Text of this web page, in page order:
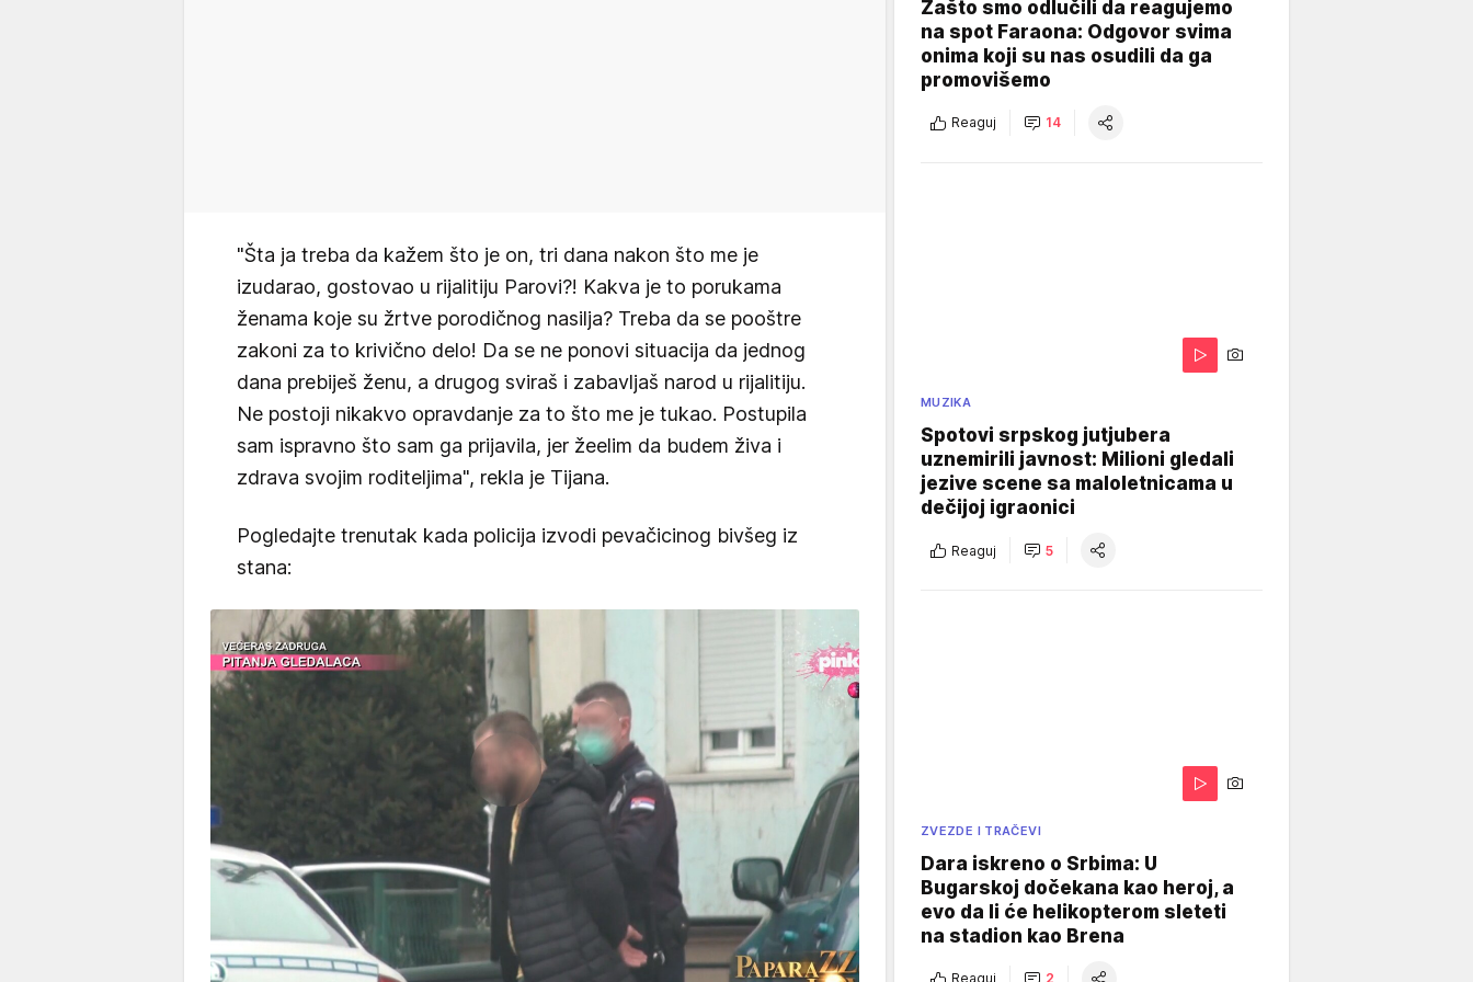
"Šta ja treba da kažem što je on, tri dana nakon što me je
izudarao, gostovao u rijalitiju Parovi?! Kakva je to porukama
ženama koje su žrtve porodičnog nasilja? Treba da se pooštre
zakoni za to krivično delo! Da se ne ponovi situacija da jednog
dana prebiješ ženu, a drugog sviraš i zabavljaš narod u rijalitiju.
Ne postoji nikakvo opravdanje za to što me je tukao. Postupila
sam ispravno što sam ga prijavila, jer žeelim da budem živa i
zdrava svojim roditeljima", rekla je Tijana.
Pogledajte trenutak kada policija izvodi pevačicinog bivšeg iz
stana:
Zašto smo odlučili da reagujemo
na spot Faraona: Odgovor svima
onima koji su nas osudili da ga
promovišemo
Reaguj 14
MUZIKA
Spotovi srpskog jutjubera
uznemirili javnost: Milioni gledali
jezive scene sa maloletnicama u
dečijoj igraonici
Reaguj 5
ZVEZDE I TRAČEVI
Dara iskreno o Srbima: U
Bugarskoj dočekana kao heroj, a
evo da li će helikopterom sleteti
na stadion kao Brena
Reaguj 2